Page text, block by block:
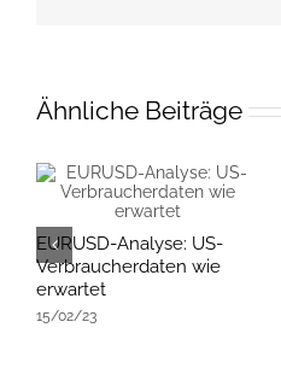
Ähnliche Beiträge
EURUSD-Analyse: US-
Verbraucherdaten wie
erwartet
15/02/23